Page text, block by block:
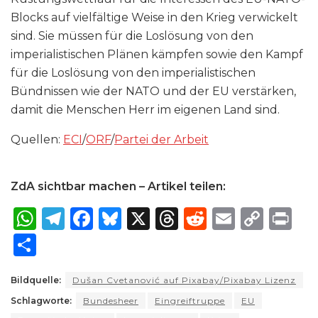
Blocks auf vielfältige Weise in den Krieg verwickelt
sind. Sie müssen für die Loslösung von den
imperialistischen Plänen kämpfen sowie den Kampf
für die Loslösung von den imperialistischen
Bündnissen wie der NATO und der EU verstärken,
damit die Menschen Herr im eigenen Land sind.
Quellen: ECI/ORF/Partei der Arbeit
ZdA sichtbar machen – Artikel teilen:
W
ts
A
T
g
ra
F
e
b
B
s
k
X
T
a
d
R
di
t
E
l
C
y t
ar
Bildquelle:
Dušan Cvetanović auf Pixabay/Pixabay Lizenz
Schlagworte:
Bundesheer Eingreiftruppe
EU